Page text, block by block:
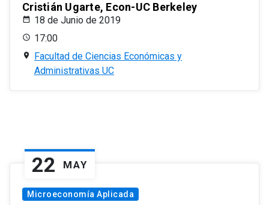
Cristián Ugarte, Econ-UC Berkeley
18 de Junio de 2019
17:00
Facultad de Ciencias Económicas y
Administrativas UC
22 MAY
Microeconomía Aplicada